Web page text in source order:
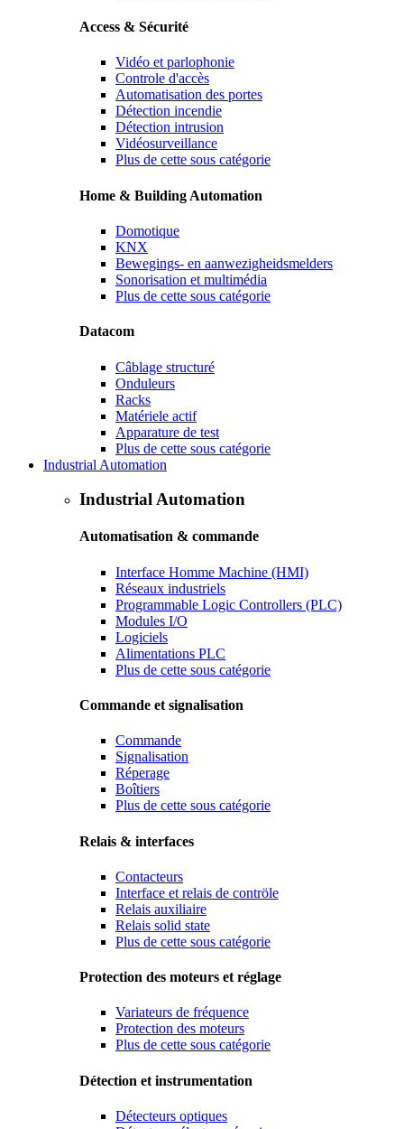
Access & Sécurité
Vidéo et parlophonie
Controle d'accès
Automatisation des portes
Détection incendie
Détection intrusion
Vidéosurveillance
Plus de cette sous catégorie
Home & Building Automation
Domotique
KNX
Bewegings- en aanwezigheidsmelders
Sonorisation et multimédia
Plus de cette sous catégorie
Datacom
Câblage structuré
Onduleurs
Racks
Matériele actif
Apparature de test
Plus de cette sous catégorie
Industrial Automation
Industrial Automation
Automatisation & commande
Interface Homme Machine (HMI)
Réseaux industriels
Programmable Logic Controllers (PLC)
Modules I/O
Logiciels
Alimentations PLC
Plus de cette sous catégorie
Commande et signalisation
Commande
Signalisation
Réperage
Boîtiers
Plus de cette sous catégorie
Relais & interfaces
Contacteurs
Interface et relais de contröle
Relais auxiliaire
Relais solid state
Plus de cette sous catégorie
Protection des moteurs et réglage
Variateurs de fréquence
Protection des moteurs
Plus de cette sous catégorie
Détection et instrumentation
Détecteurs optiques